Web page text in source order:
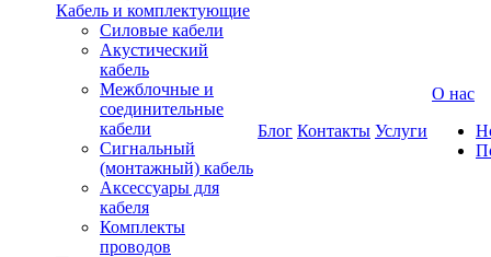
Кабель и комплектующие
Силовые кабели
Акустический
кабель
Межблочные и
соединительные
кабели
Сигнальный
(монтажный) кабель
Аксессуары для
кабеля
Комплекты
проводов
Блог Контакты Услуги
О нас